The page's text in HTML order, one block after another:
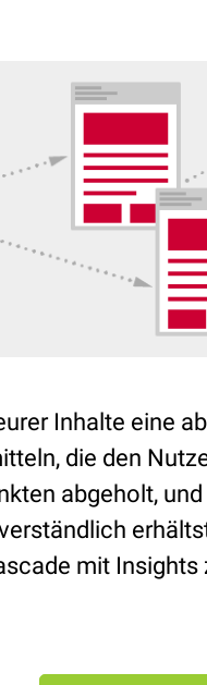
Inhalte eine
die den
abgeholt,
mit